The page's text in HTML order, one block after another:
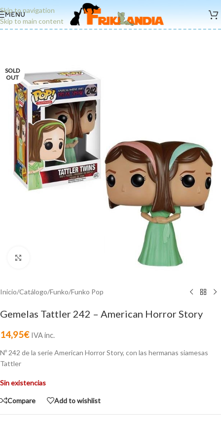
Skip to navigation
Skip to main content
MENU
SOLD
OUT
Inicio/Catálogo/Funko/Funko Pop
Gemelas Tattler 242 – American Horror Story
14,95€ IVA inc.
Nº 242 de la serie American Horror Story, con las hermanas siamesas
Tattler
Sin existencias
Compare Add to wishlist